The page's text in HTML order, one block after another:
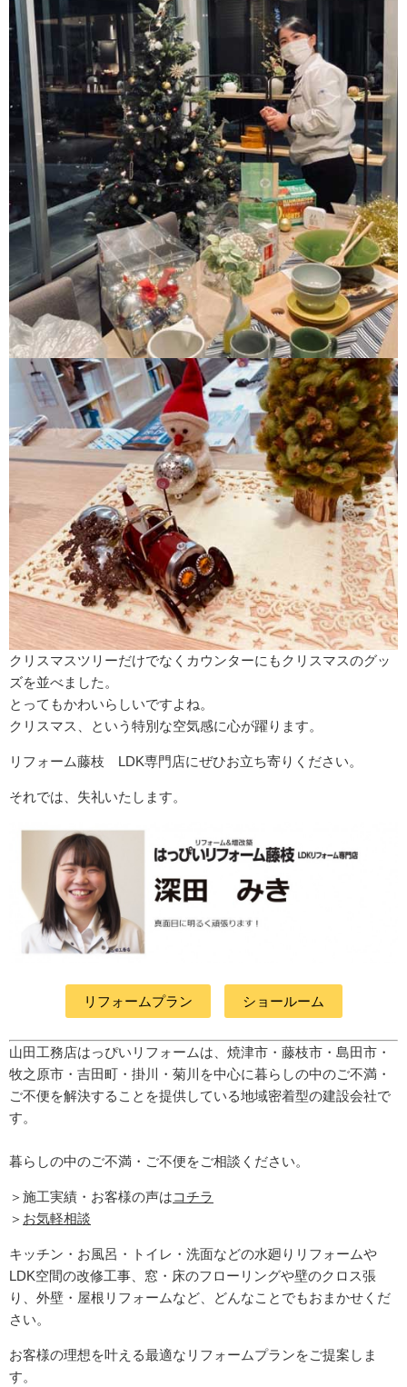
クリスマスツリーだけでなくカウンターにもクリスマスのグッ
ズを並べました。
とってもかわいらしいですよね。
クリスマス、という特別な空気感に心が躍ります。
リフォーム藤枝 LDK専門店にぜひお立ち寄りください。
それでは、失礼いたします。
リフォームプラン ショールーム
山田工務店はっぴいリフォームは、焼津市・藤枝市・島田市・
牧之原市・吉田町 ・掛川・菊川 を中心に暮らしの中のご不満・
ご不便を解決することを提供している地域密着型の建設会社で
す。
暮らしの中のご不満・ご不便をご相談ください。
＞施工実績・お客様の声はコチラ
＞ お気軽相談
キッチン・お風呂・トイレ・洗面などの水廻りリフォームや
LDK空間の改修工事、窓・床のフローリングや壁のクロス張
り、外壁・屋根リフォームなど、どんなことでもおまかせくだ
さい。
お客様の理想を叶える最適なリフォームプランをご提案しま
す。